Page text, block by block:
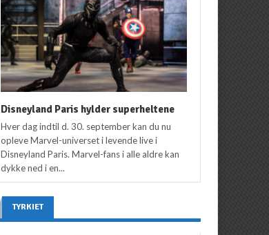
Disneyland Paris hylder superheltene
Hver dag indtil d. 30. september kan du nu
opleve Marvel-universet i levende live i
Disneyland Paris. Marvel-fans i alle aldre kan
dykke ned i en...
TYRKIET